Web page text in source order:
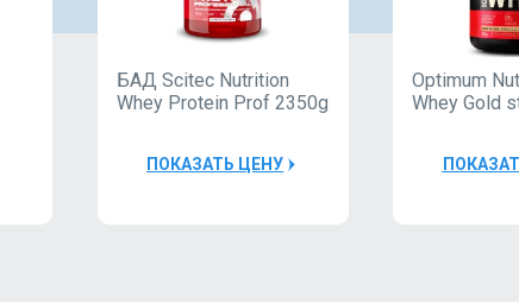
БАД Scitec Nutrition
Whey Protein Prof 2350g
ПОКАЗАТЬ ЦЕНУ
Optimum
Whey Gold